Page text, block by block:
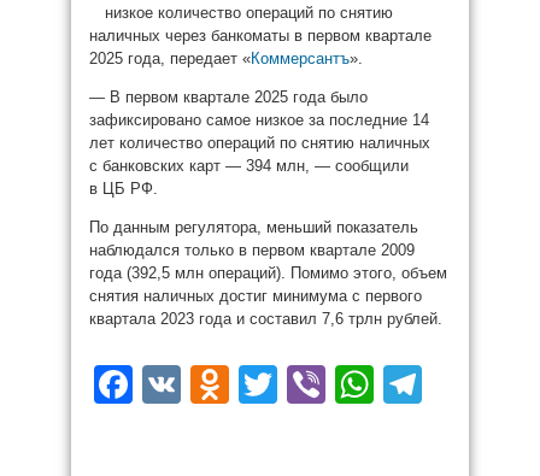
низкое количество операций по снятию
наличных через банкоматы в первом квартале
2025 года, передает «Коммерсантъ».
— В первом квартале 2025 года было
зафиксировано самое низкое за последние 14
лет количество операций по снятию наличных
с банковских карт — 394 млн, — сообщили
в ЦБ РФ.
По данным регулятора, меньший показатель
наблюдался только в первом квартале 2009
года (392,5 млн операций). Помимо этого, объем
снятия наличных достиг минимума с первого
квартала 2023 года и составил 7,6 трлн рублей.
Facebook
VK Odnoklassniki
Twitter
Viber